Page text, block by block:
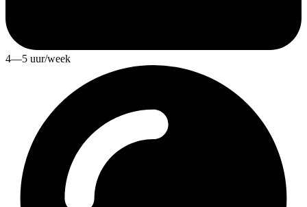
4—5 uur/week